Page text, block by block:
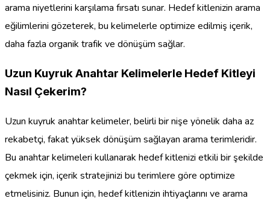
arama niyetlerini karşılama fırsatı sunar. Hedef kitlenizin arama
eğilimlerini gözeterek, bu kelimelerle optimize edilmiş içerik,
daha fazla organik trafik ve dönüşüm sağlar.
Uzun Kuyruk Anahtar Kelimelerle Hedef Kitleyi
Nasıl Çekerim?
Uzun kuyruk anahtar kelimeler, belirli bir nişe yönelik daha az
rekabetçi, fakat yüksek dönüşüm sağlayan arama terimleridir.
Bu anahtar kelimeleri kullanarak hedef kitlenizi etkili bir şekilde
çekmek için, içerik stratejinizi bu terimlere göre optimize
etmelisiniz. Bunun için, hedef kitlenizin ihtiyaçlarını ve arama